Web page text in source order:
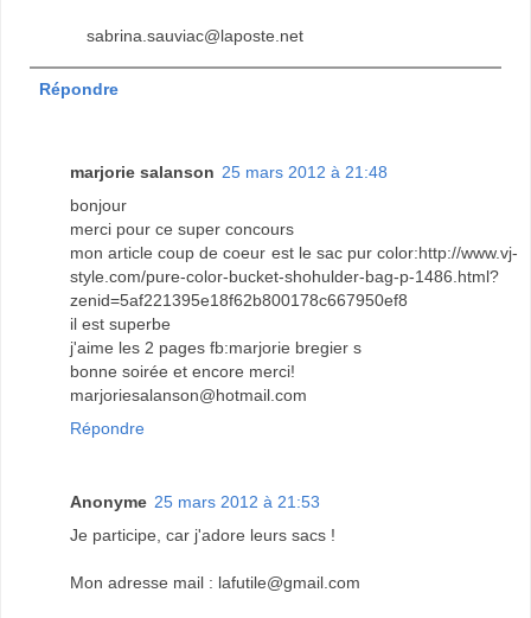
sabrina.sauviac@laposte.net
Répondre
marjorie salanson 25 mars 2012 à 21:48
bonjour
merci pour ce super concours
mon article coup de coeur est le sac pur color:http://www.vj-
style.com/pure-color-bucket-shohulder-bag-p-1486.html?
zenid=5af221395e18f62b800178c667950ef8
il est superbe
j'aime les 2 pages fb:marjorie bregier s
bonne soirée et encore merci!
marjoriesalanson@hotmail.com
Répondre
Anonyme 25 mars 2012 à 21:53
Je participe, car j'adore leurs sacs !
Mon adresse mail : lafutile@gmail.com